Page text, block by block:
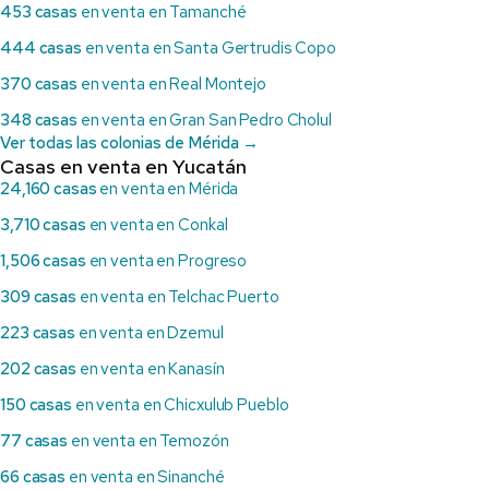
453 casas en venta en Tamanché
444 casas en venta en Santa Gertrudis Copo
370 casas en venta en Real Montejo
348 casas en venta en Gran San Pedro Cholul
Ver todas las colonias de Mérida →
Casas en venta en Yucatán
24,160 casas en venta en Mérida
3,710 casas en venta en Conkal
1,506 casas en venta en Progreso
309 casas en venta en Telchac Puerto
223 casas en venta en Dzemul
202 casas en venta en Kanasín
150 casas en venta en Chicxulub Pueblo
77 casas en venta en Temozón
66 casas en venta en Sinanché